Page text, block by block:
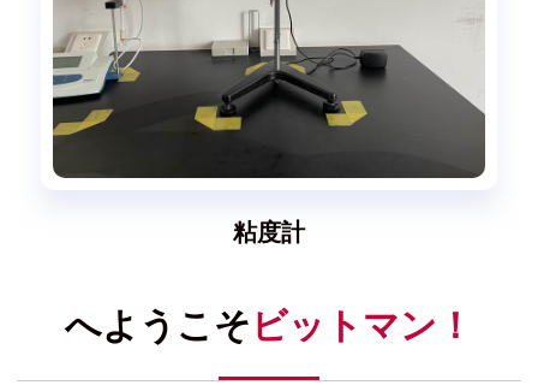
粘度計
へようこそ ビットマン！